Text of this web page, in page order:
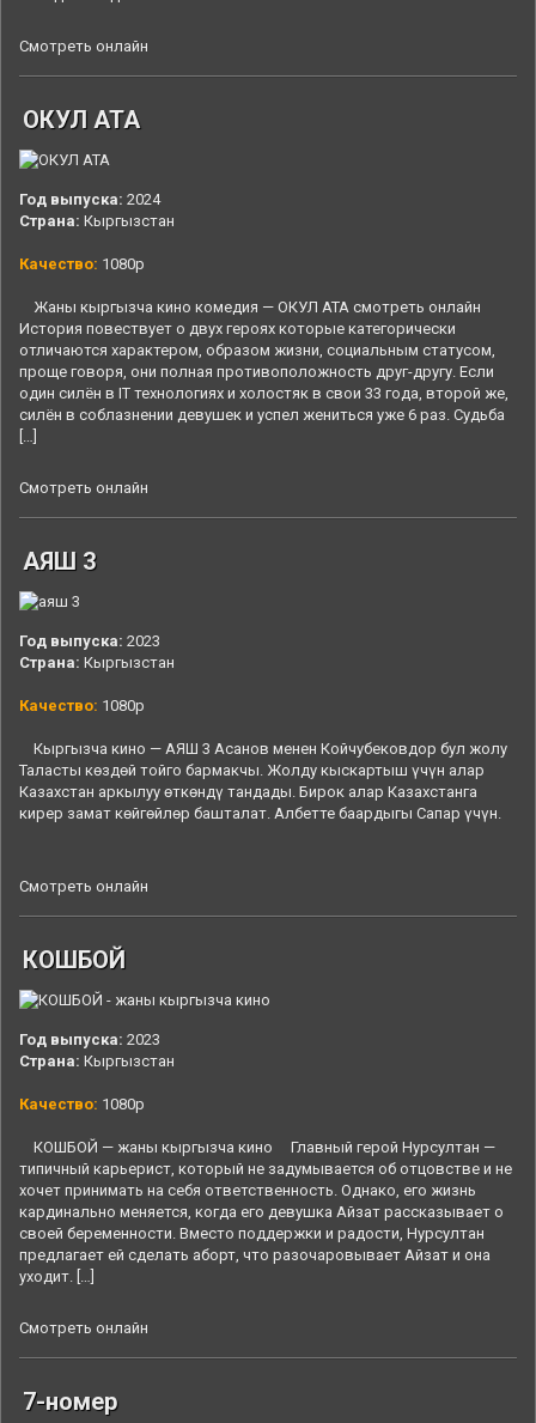
Смотреть онлайн
ОКУЛ АТА
Год выпуска: 2024
Страна: Кыргызстан
Качество: 1080p
Жаны кыргызча кино комедия — ОКУЛ АТА смотреть онлайн
История повествует о двух героях которые категорически
отличаются характером, образом жизни, социальным статусом,
проще говоря, они полная противоположность друг-другу. Если
один силён в IT технологиях и холостяк в свои 33 года, второй же,
силён в соблазнении девушек и успел жениться уже 6 раз. Судьба
[…]
Смотреть онлайн
АЯШ 3
Год выпуска: 2023
Страна: Кыргызстан
Качество: 1080p
Кыргызча кино — АЯШ 3 Асанов менен Койчубековдор бул жолу
Таласты көздөй тойго бармакчы. Жолду кыскартыш үчүн алар
Казахстан аркылуу өткөндү тандады. Бирок алар Казахстанга
кирер замат көйгөйлөр башталат. Албетте баардыгы Сапар үчүн.
Смотреть онлайн
КОШБОЙ
Год выпуска: 2023
Страна: Кыргызстан
Качество: 1080p
КОШБОЙ — жаны кыргызча кино Главный герой Нурсултан —
типичный карьерист, который не задумывается об отцовстве и не
хочет принимать на себя ответственность. Однако, его жизнь
кардинально меняется, когда его девушка Айзат рассказывает о
своей беременности. Вместо поддержки и радости, Нурсултан
предлагает ей сделать аборт, что разочаровывает Айзат и она
уходит. […]
Смотреть онлайн
7-номер